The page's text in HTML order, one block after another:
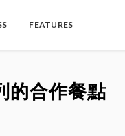
FEATURES
的合作餐點